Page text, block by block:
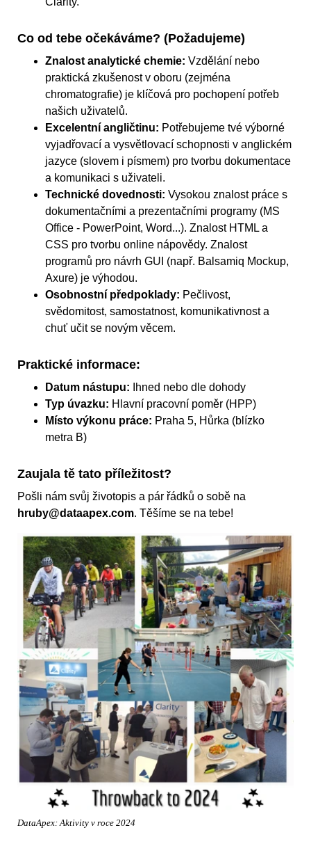
Co od tebe očekáváme? (Požadujeme)
Znalost analytické chemie: Vzdělání nebo
praktická zkušenost v oboru (zejména
chromatografie) je klíčová pro pochopení potřeb
našich uživatelů.
Excelentní angličtinu: Potřebujeme tvé výborné
vyjadřovací a vysvětlovací schopnosti v anglickém
jazyce (slovem i písmem) pro tvorbu dokumentace
a komunikaci s uživateli.
Technické dovednosti: Vysokou znalost práce s
dokumentačními a prezentačními programy (MS
Office - PowerPoint, Word...). Znalost HTML a
CSS pro tvorbu online nápovědy. Znalost
programů pro návrh GUI (např. Balsamiq Mockup,
Axure) je výhodou.
Osobnostní předpoklady: Pečlivost,
svědomitost, samostatnost, komunikativnost a
chuť učit se novým věcem.
Praktické informace:
Datum nástupu: Ihned nebo dle dohody
Typ úvazku: Hlavní pracovní poměr (HPP)
Místo výkonu práce: Praha 5, Hůrka (blízko
metra B)
Zaujala tě tato příležitost?
Pošli nám svůj životopis a pár řádků o sobě na
hruby@dataapex.com. Těšíme se na tebe!
DataApex: Aktivity v roce 2024